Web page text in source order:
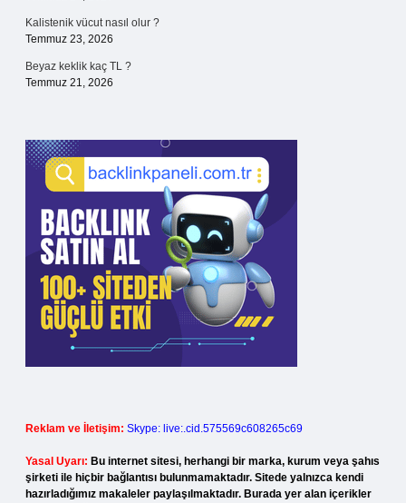
Kalistenik vücut nasıl olur ?
Temmuz 23, 2026
Beyaz keklik kaç TL ?
Temmuz 21, 2026
Reklam ve İletişim: Skype: live:.cid.575569c608265c69
Yasal Uyarı: Bu internet sitesi, herhangi bir marka, kurum veya şahıs
şirketi ile hiçbir bağlantısı bulunmamaktadır. Sitede yalnızca kendi
hazırladığımız makaleler paylaşılmaktadır. Burada yer alan içerikler